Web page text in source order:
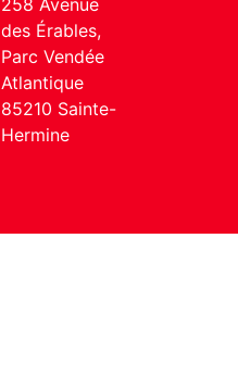
258 Avenue
des Érables,
Parc Vendée
Atlantique
85210 Sainte-
Hermine